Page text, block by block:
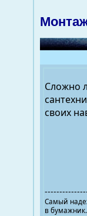
Сложно
своих
Самый
в бумажник.